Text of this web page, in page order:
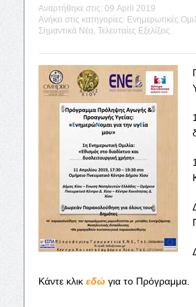
Αναρτήθηκε στις: 09 April 2019
Ανήκει στις κατηγορίες: Ενημερωτικές
Σημαντικά Νέα Τελευταίες Εξελίξεις
Κάντε κλικ εδώγια το Πρόγραμμα.